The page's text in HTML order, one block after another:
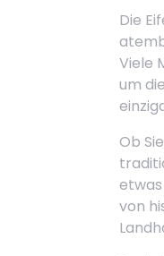
Die
Viele
um
Ob
etwas
von